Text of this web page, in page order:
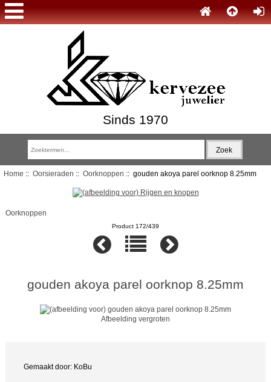
Sinds 1970
Home :: Oorsieraden :: Oorknoppen :: gouden akoya parel oorknop 8.25mm
Oorknoppen
Product 172/439
gouden akoya parel oorknop 8.25mm
Afbeelding vergroten
Gemaakt door: KoBu